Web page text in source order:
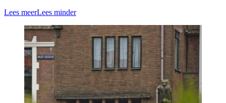
Lees meerLees minder